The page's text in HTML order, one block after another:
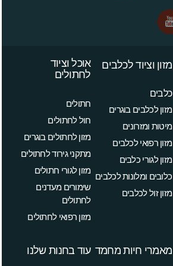
מזון וציוד לכלבים
כלבים
מזון לכלבים בוגרים
מיטות ומזרונים
מזון רפואי לכלבים
מזון לגורי כלבים
כלובים ומלונות לכלבים
מזון זול לכלבים
אוכל וציוד
לחתולים
חתולים
חול לחתולים
מזון לחתולים בוגרים
מתקני גירוד לחתולים
מזון לגורי חתולים
שימורים מעדנים
לחתולים
מזון רפואי לחתולים
מאמרי חיות מחמד עוד בחנות שלנו